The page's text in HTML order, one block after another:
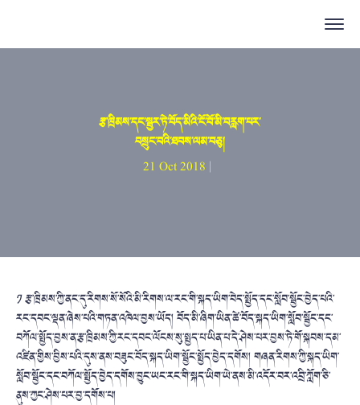
རྩ་ཁྲིམས་དང་སྦྱར་ཏེ་བོད་མིའི་ངོ་བོ་མི་བརླག་པར་
བསྲུང་བའི་ཐབས་ལམ་བཅུ།
21 Oct 2018 |
༡ རྩ་ཁྲིམས་ཀྱི་ནང་དུ་རིགས་སོ་སོའི་མི་རིགས་ལ་རང་གི་སྐད་ཡིག་བེད་སྤྱོད་དང་སློབ་སྦྱོང་བྱེད་པའི་
རང་དབང་ལྡན་ཞེས་པའི་གཏན་འཁེལ་བྱས་ཡོད། བོད་མི་ཞིག་ཡིན་ཚེ་བོད་སྐད་ཡིག་སློབ་སྦྱོང་དང་
བཀོལ་སྤྱོད་བྱས་ན་རྩ་ཁྲིམས་ཀྱི་རང་དབང་ལོངས་སུ་སྤྱད་པ་ཡིན་པ་དེ་ཤེས་པར་བྱས་ཏེ་གོ་སྐབས་དམ་
འཛིན་གྱིས་བྱིས་པའི་དུས་ནས་བཟུང་བོད་སྐད་ཡིག་སྦྱོང་སྤྱོད་བྱེད་དགོས། གཞན་རིགས་ཀྱི་སྐད་ཡིག་
སློབ་སྦྱོང་དང་བཀོལ་སྤྱོད་བྱེད་དགོས་བྱུང་ཡང་རང་གི་སྐད་ཡིག་ཡེ་ནས་མི་འདོར་བར་འབྲི་ཀློག་ཅི་
ནུས་ཀྱང་ཤེས་པར་བྱ་དགོས་པ།